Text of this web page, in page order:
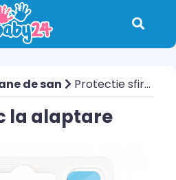
de san Protectie sfirc la alaptare
la alaptare